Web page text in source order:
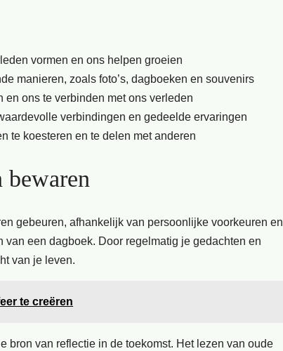
vormen en ons helpen groeien
manieren, zoals foto’s, dagboeken en souvenirs
ons te verbinden met ons verleden
verbindingen en gedeelde ervaringen
te koesteren en te delen met anderen
bewaren
gebeuren, afhankelijk van persoonlijke voorkeuren en
een dagboek. Door regelmatig je gedachten en
van je leven.
te creëren
bron van reflectie in de toekomst. Het lezen van oude